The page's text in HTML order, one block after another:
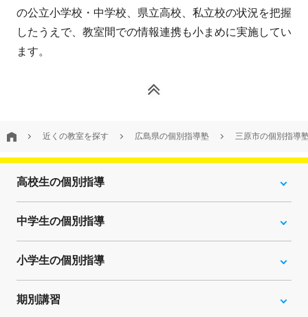
の公立小学校・中学校、県立高校、私立校の状況を把握
したうえで、教室間での情報連携も小まめに実施してい
ます。
近くの教室を探す 広島県の個別指導塾 三原市の個別指導
高校生の個別指導
中学生の個別指導
小学生の個別指導
期別講習